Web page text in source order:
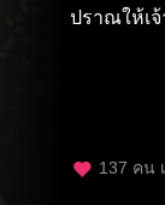
ปราณให้เจ้
137 คน